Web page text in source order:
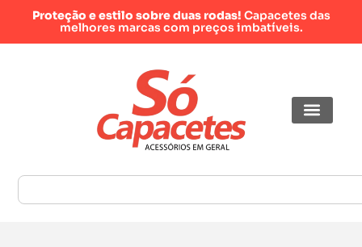
Proteção e estilo sobre duas rodas! Capacetes das
melhores marcas com preços imbatíveis.